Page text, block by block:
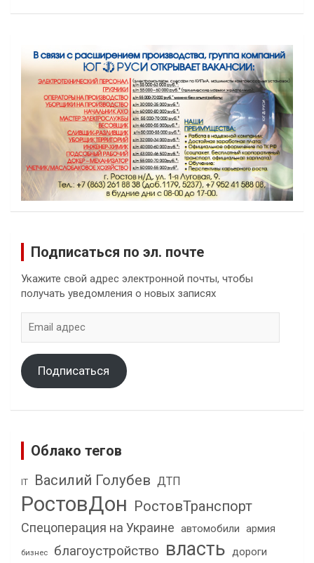
Подписаться по эл. почте
Укажите свой адрес электронной почты, чтобы
получать уведомления о новых записях
адрес
Подписаться
Облако тегов
IT Василий Голубев ДТП
РостовДон РостовТранспорт
Спецоперация на Украине автомобили армия
бизнес благоустройство власть дороги